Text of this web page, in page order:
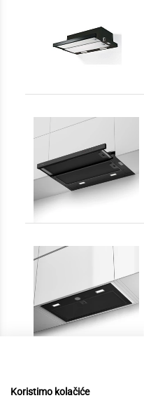
Koristimo kolačiće